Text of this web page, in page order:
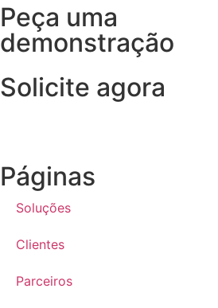
Peça uma
demonstração
Solicite agora
Páginas
Soluções
Clientes
Parceiros